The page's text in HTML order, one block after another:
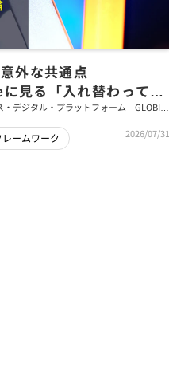
外な共通点
る「入れ替わっても
るパス・ゴール理論
・デジタル・プラットフォーム GLOBIS
ームワーク
2026/07/31